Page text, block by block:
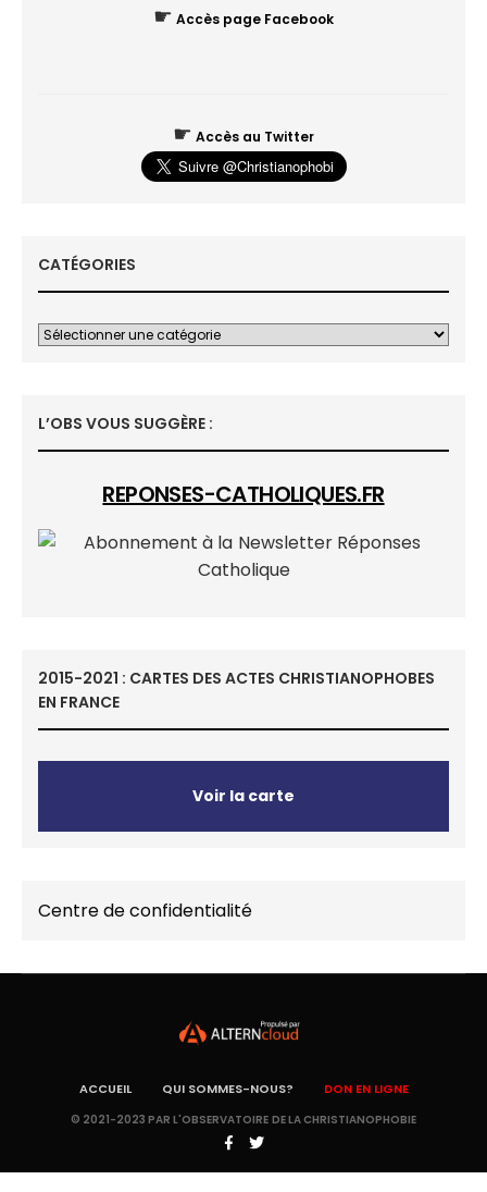
☛ Accès page Facebook
☛ Accès au Twitter
CATÉGORIES
L’OBS VOUS SUGGÈRE :
REPONSES-CATHOLIQUES.FR
2015-2021 : CARTES DES ACTES CHRISTIANOPHOBES
EN FRANCE
Voir la carte
Centre de confidentialité
ACCUEIL QUI SOMMES-NOUS? DON EN LIGNE
© 2021-2023 PAR L'OBSERVATOIRE DE LA CHRISTIANOPHOBIE